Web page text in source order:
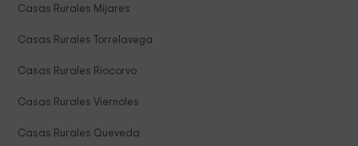
Casas Rurales Mijares
Casas Rurales Torrelavega
Casas Rurales Riocorvo
Casas Rurales Viernoles
Casas Rurales Queveda